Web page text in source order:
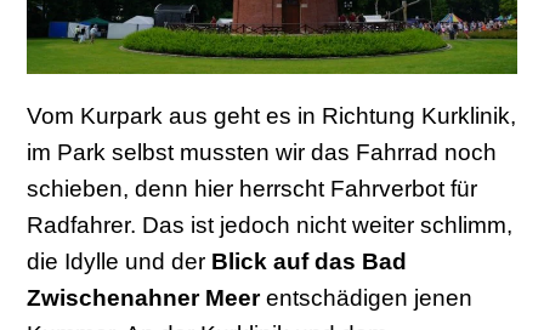
Vom Kurpark aus geht es in Richtung Kurklinik,
im Park selbst mussten wir das Fahrrad noch
schieben, denn hier herrscht Fahrverbot für
Radfahrer. Das ist jedoch nicht weiter schlimm,
die Idylle und der Blick auf das Bad
Zwischenahner Meerentschädigen jenen